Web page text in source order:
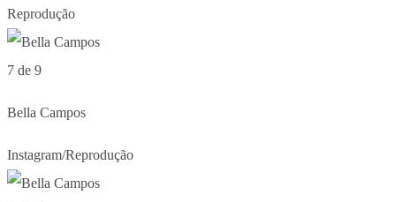
Reprodução
7 de 9
Bella Campos
Instagram/Reprodução